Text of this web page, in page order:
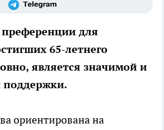
для
65-летнего
является значимой и
поддержки.
ориентирована на